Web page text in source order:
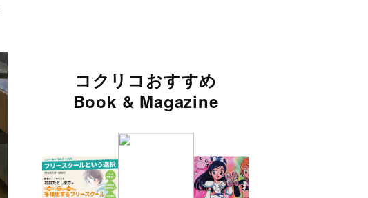
コクリコおすすめ
Book & Magazine